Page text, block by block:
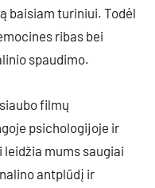
baisiam turiniui. Todėl
ribas bei
spaudimo.
filmų
psichologijoje ir
mums saugiai
antplūdį ir